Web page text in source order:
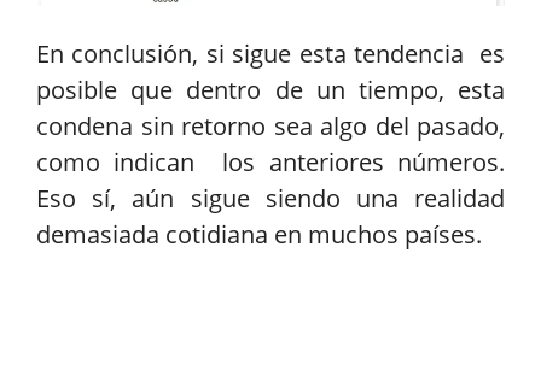
En conclusión, si sigue esta tendencia es
posible que dentro de un tiempo, esta
condena sin retorno sea algo del pasado,
como indican los anteriores números.
Eso sí, aún sigue siendo una realidad
demasiada cotidiana en muchos países.